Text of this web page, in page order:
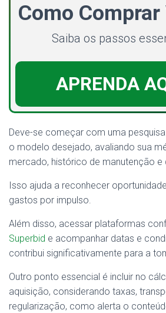
Como
Saiba os passos
APRENDA
Deve-se começar com uma
o modelo desejado, avaliando sua
mercado, histórico de manutenção e
Isso ajuda a reconhecer
gastos por impulso.
Além disso, acessar plataformas
Superbid e acompanhar datas e
contribui significativamente para a
Outro ponto essencial é incluir no
aquisição, considerando taxas,
regularização, como alerta o